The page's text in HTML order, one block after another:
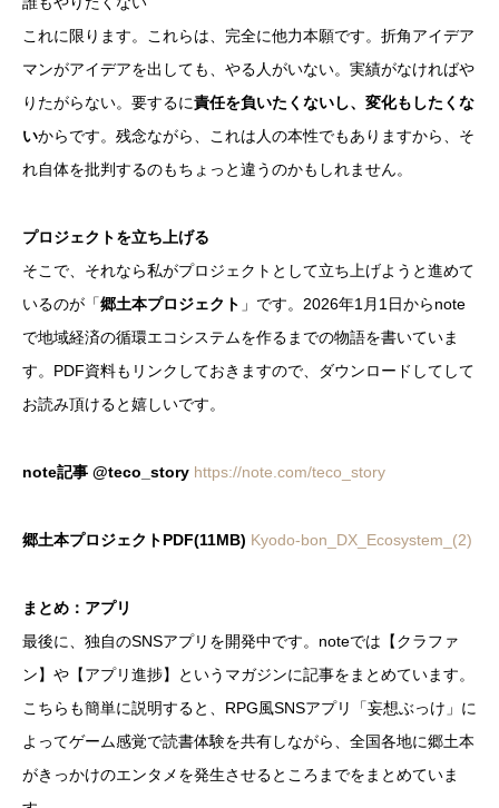
これに限ります。これらは、完全に他力本願です。折角アイデア
マンがアイデアを出しても、やる人がいない。実績がなければや
りたがらない。要するに責任を負いたくないし、変化もしたくな
いからです。残念ながら、これは人の本性でもありますから、そ
れ自体を批判するのもちょっと違うのかもしれません。
プロジェクトを立ち上げる
そこで、それなら私がプロジェクトとして立ち上げようと進めて
いるのが「郷土本プロジェクト 」です。2026年1月1日からnote
で地域経済の循環エコシステムを作るまでの物語を書いていま
す。PDF資料もリンクしておきますので、ダウンロードしてして
お読み頂けると嬉しいです。
note記事 @teco_story https://note.com/teco_story
郷土本プロジェクトPDF(11MB) Kyodo-bon_DX_Ecosystem_(2)
まとめ：アプリ
最後に、独自のSNSアプリを開発中です。noteでは【クラファ
ン】や【アプリ進捗】というマガジンに記事をまとめています。
こちらも簡単に説明すると、RPG風SNSアプリ「妄想ぶっけ」に
よってゲーム感覚で読書体験を共有しながら、全国各地に郷土本
がきっかけのエンタメを発生させるところまでをまとめていま